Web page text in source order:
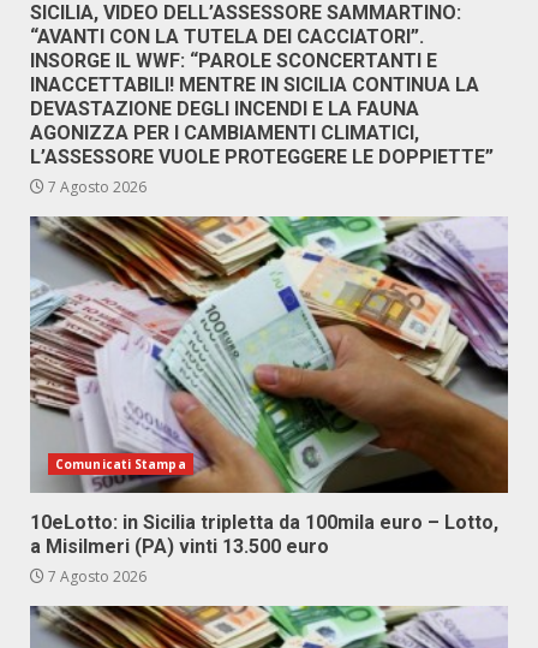
SICILIA, VIDEO DELL’ASSESSORE SAMMARTINO:
“AVANTI CON LA TUTELA DEI CACCIATORI”.
INSORGE IL WWF: “PAROLE SCONCERTANTI E
INACCETTABILI! MENTRE IN SICILIA CONTINUA LA
DEVASTAZIONE DEGLI INCENDI E LA FAUNA
AGONIZZA PER I CAMBIAMENTI CLIMATICI,
L’ASSESSORE VUOLE PROTEGGERE LE DOPPIETTE”
7 Agosto 2026
Comunicati Stampa
10eLotto: in Sicilia tripletta da 100mila euro – Lotto,
a Misilmeri (PA) vinti 13.500 euro
7 Agosto 2026